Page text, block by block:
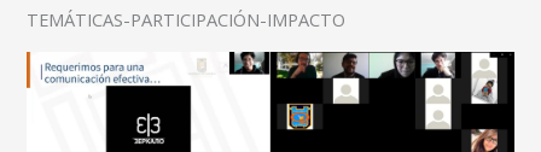
TEMÁTICAS-PARTICIPACIÓN-IMPACTO